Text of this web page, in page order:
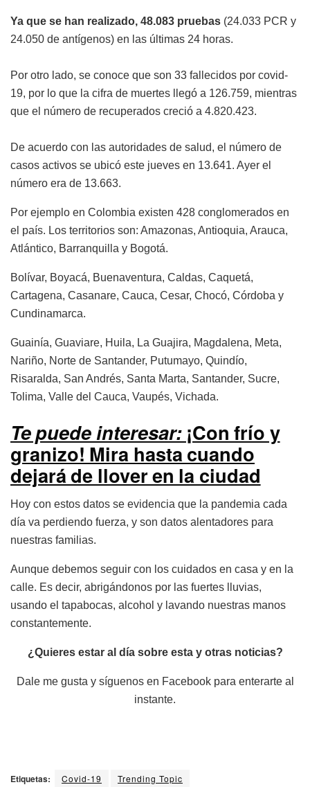
Ya que se han realizado, 48.083 pruebas (24.033 PCR y
24.050 de antígenos) en las últimas 24 horas.
Por otro lado, se conoce que son 33 fallecidos por covid-
19, por lo que la cifra de muertes llegó a 126.759, mientras
que el número de recuperados creció a 4.820.423.
De acuerdo con las autoridades de salud, el número de
casos activos se ubicó este jueves en 13.641. Ayer el
número era de 13.663.
Por ejemplo en Colombia existen 428 conglomerados en
el país. Los territorios son: Amazonas, Antioquia, Arauca,
Atlántico, Barranquilla y Bogotá.
Bolívar, Boyacá, Buenaventura, Caldas, Caquetá,
Cartagena, Casanare, Cauca, Cesar, Chocó, Córdoba y
Cundinamarca.
Guainía, Guaviare, Huila, La Guajira, Magdalena, Meta,
Nariño, Norte de Santander, Putumayo, Quindío,
Risaralda, San Andrés, Santa Marta, Santander, Sucre,
Tolima, Valle del Cauca, Vaupés, Vichada.
Te puede interesar: ¡Con frío y
granizo! Mira hasta cuando
dejará de llover en la ciudad
Hoy con estos datos se evidencia que la pandemia cada
día va perdiendo fuerza, y son datos alentadores para
nuestras familias.
Aunque debemos seguir con los cuidados en casa y en la
calle. Es decir, abrigándonos por las fuertes lluvias,
usando el tapabocas, alcohol y lavando nuestras manos
constantemente.
¿Quieres estar al día sobre esta y otras noticias?
Dale me gusta y síguenos en Facebook para enterarte al
instante.
Etiquetas: Covid-19 Trending Topic